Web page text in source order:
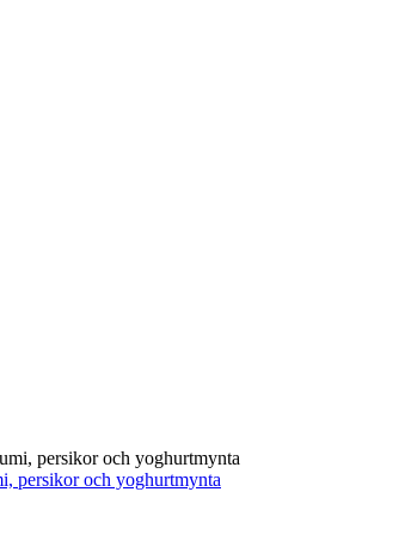
persikor och yoghurtmynta